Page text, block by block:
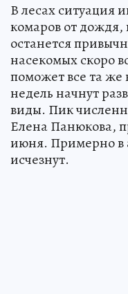
В лесах ситуация
комаров от дождя,
останется
насекомых скоро
поможет все та же
недель начнут
виды. Пик
Елена Панюкова,
июня. Примерно в
исчезнут.